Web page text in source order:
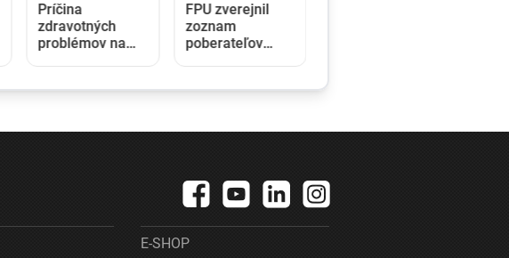
Príčina
zdravotných
problémov na
ostáva nejasná.
nepotvrdila
FPU zverejnil
zoznam
poberateľov
a fond sa ním
škandály
E-SHOP